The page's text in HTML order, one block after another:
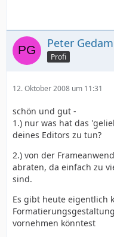
Peter
Profi
12. Oktober 2008 um 11:31
schön und gut -
1.) nur was hat das
deines Editors zu tun?
2.) von der
abraten, da einfach zu
sind.
Es gibt heute eigentlich
vornehmen könntest